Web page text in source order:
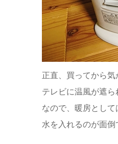
正直、買ってから
テレビに温風が遮
なので、暖房とし
水を入れるのが面